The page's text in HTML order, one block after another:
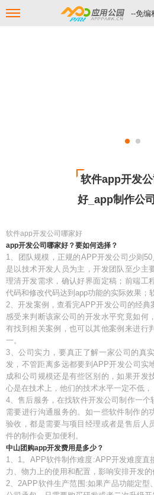
--免编
软件app开发
好_app制作公
软件app开发公司哪家好
app开发公司哪家好？要如何选择？
1、团队规模，正规的APP开发公司少则
是以技术开发人员为主，开发团队至少主
理清开发需求，确认好界面定稿；前端工
代码和修改代码达到app功能的实际效果；
2、开发案例，查看完APP开发公司的经典
感受来判断该家公司的开发水平究竟如何
有找到相关案例，也可以其他案例来进行
一。
3、公司实力，要真正了解一家公司的真
发，不管距离多远都要到APP开发公司实
成和公司规模还是有些区别的，如果开发
心是在技术上，他们的技术水平一定不低，
4、售后服务，在找软件开发公司制作一个
需要进行沟通服务的。如一些软件制作的
验收，都是需要与项目经理或者是售后人
件的制作会更加便利。
中山团购app开发费用是多少？
1、1。APP软件制作难度:APP开发难度直
力、物力上的使用和配置，影响安排开发的
2、2APP软件生产范围:如果产品功能定型